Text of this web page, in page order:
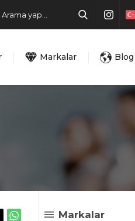
Markalar Blog
Markalar